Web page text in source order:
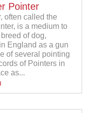
Pointer
often called the
is a medium to
of dog,
England as a gun
of several pointing
of Pointers in
as...